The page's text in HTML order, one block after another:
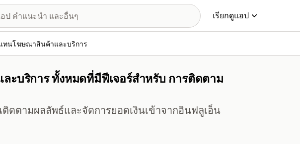
เรียกดูแอป
ทนโฆษณาสินค้าและบริการ
บริการ ทั้งหมดที่มีฟีเจอร์สำหรับ การติดตาม
ตามผลลัพธ์และจัดการยอดเงินเข้าจากอินฟลูเอ็น